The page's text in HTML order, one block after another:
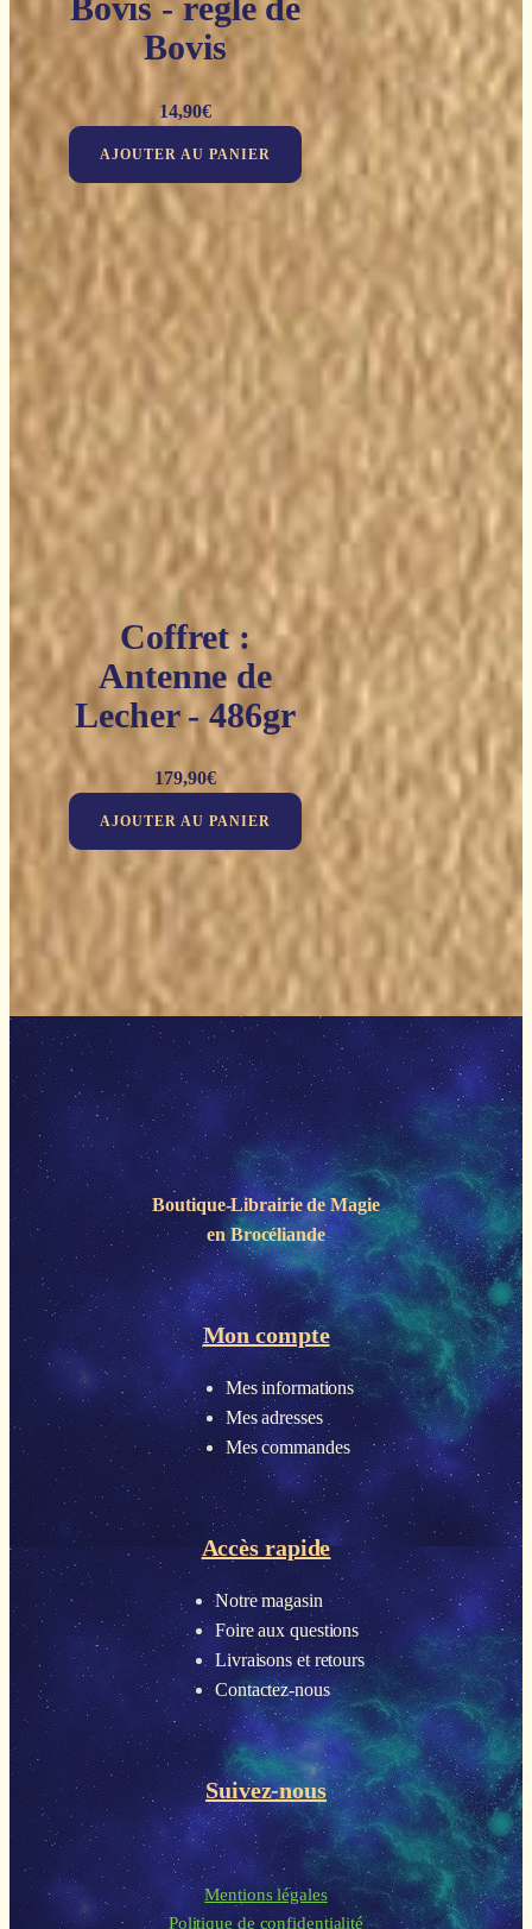
Bovis
14,90€
AJOUTER AU PANIER
Coffret :
Antenne de
Lecher - 486gr
179,90€
AJOUTER AU PANIER
Boutique-Librairie deMagie
en Brocéliande
Mon compte
Mes informations
Mes adresses
Mes commandes
Accès rapide
Notre magasin
Foire aux questions
Livraisons et retours
Contactez-nous
Suivez-nous
Mentions légales
Politique de confidentialité